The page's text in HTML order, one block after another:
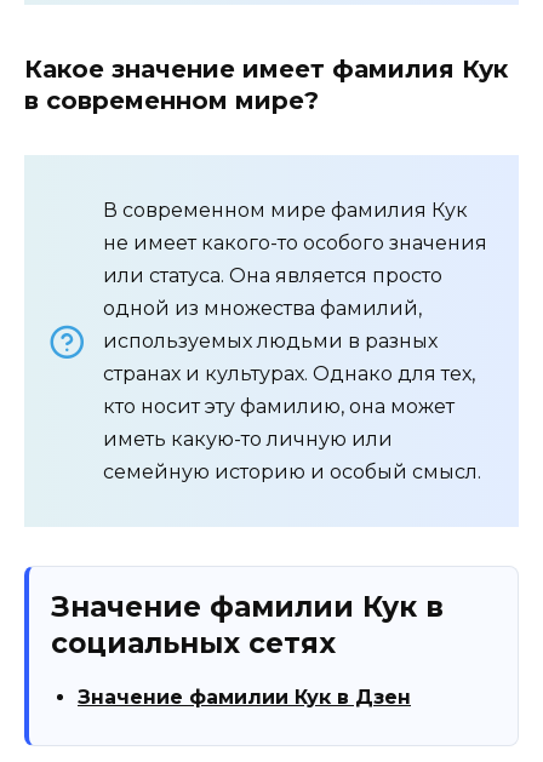
Какое значение имеет фамилия Кук
в современном мире?
В современном мире фамилия Кук
не имеет какого-то особого значения
или статуса. Она является просто
одной из множества фамилий,
используемых людьми в разных
странах и культурах. Однако для тех,
кто носит эту фамилию, она может
иметь какую-то личную или
семейную историю и особый смысл.
Значение фамилии Кук в
социальных сетях
Значение фамилии Кук в Дзен